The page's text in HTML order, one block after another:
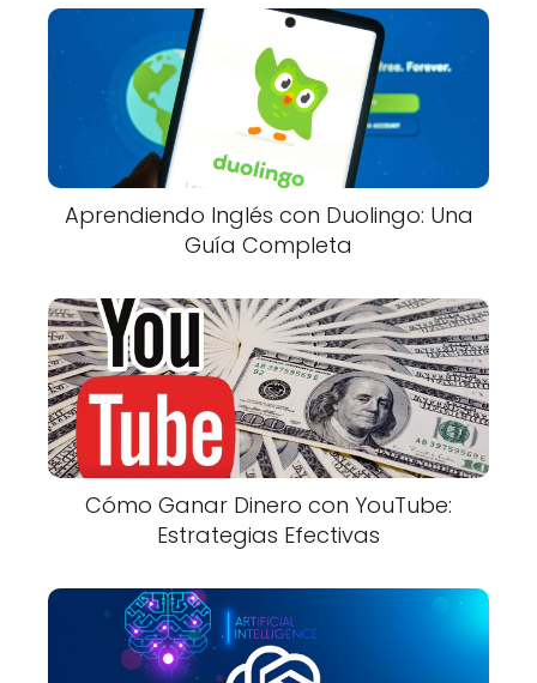
Aprendiendo Inglés con Duolingo: Una
Guía Completa
Cómo Ganar Dinero con YouTube:
Estrategias Efectivas